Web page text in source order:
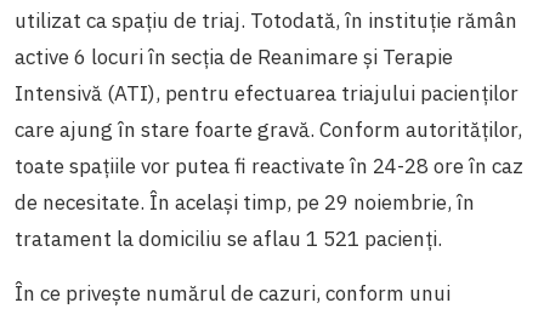
utilizat ca spațiu de triaj. Totodată, în instituție rămân
active 6 locuri în secția de Reanimare și Terapie
Intensivă (ATI), pentru efectuarea triajului pacienților
care ajung în stare foarte gravă. Conform autorităților,
toate spațiile vor putea fi reactivate în 24-28 ore în caz
de necesitate. În același timp, pe 29 noiembrie, în
tratament la domiciliu se aflau 1 521 pacienți.
În ce privește numărul de cazuri, conform unui